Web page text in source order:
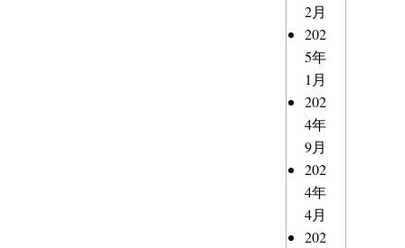
2月
202
5年
1月
202
4年
9月
202
4年
4月
202